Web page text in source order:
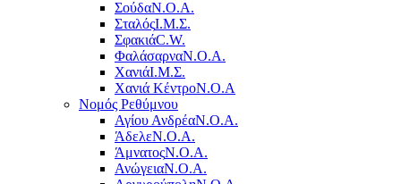
ΣούδαΝ.Ο.Α.
ΣταλόςΙ.Μ.Σ.
ΣφακιάC.W.
ΦαλάσαρναΝ.Ο.Α.
ΧανιάΙ.Μ.Σ.
Χανιά ΚέντροN.O.A
Νομός Ρεθύμνου
Αγίου ΑνδρέαΝ.Ο.Α.
ΆδελεΝ.Ο.Α.
ΆμνατοςΝ.Ο.Α.
ΑνώγειαΝ.Ο.Α.